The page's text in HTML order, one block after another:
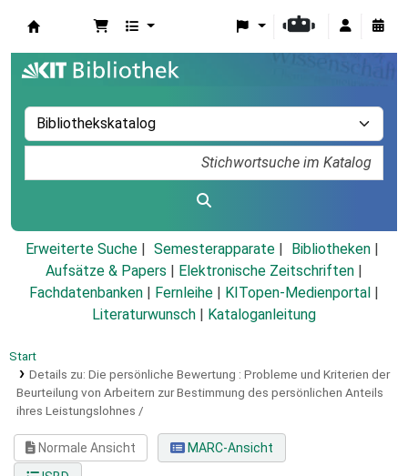
Erweiterte Suche Semesterapparate
Bibliotheken
Aufsätze & Papers
Elektronische Zeitschriften
Fachdatenbanken
Fernleihe KITopen-Medienportal
Literaturwunsch
Kataloganleitung
Start
Details zu: Die persönliche Bewertung : Probleme und Kriterien der
Beurteilung von Arbeitern zur Bestimmung des persönlichen Anteils
ihres Leistungslohnes /
Normale Ansicht
MARC-Ansicht